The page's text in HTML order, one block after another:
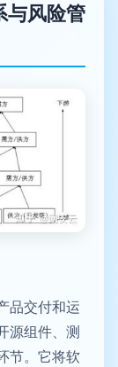
与风险管
品交付和运
源组件、测
节。它将软